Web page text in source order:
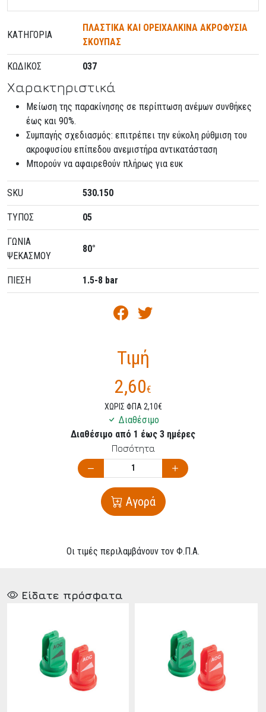
ΚΑΤΗΓΟΡΊΑ
ΠΛΑΣΤΙΚΑ ΚΑΙ ΟΡΕΙΧΑΛΚΙΝΑ ΑΚΡΟΦΥΣΙΑ
ΣΚΟΥΠΑΣ
ΚΩΔΙΚΌΣ 037
Χαρακτηριστικά
Μείωση της παρακίνησης σε περίπτωση ανέμων συνθήκες
έως και 90%.
Συμπαγής σχεδιασμός: επιτρέπει την εύκολη ρύθμιση του
ακροφυσίου επίπεδου ανεμιστήρα αντικατάσταση
Μπορούν να αφαιρεθούν πλήρως για ευκ
SKU 530.150
ΤΥΠΟΣ 05
ΓΩΝΙΑ
ΨΕΚΑΣΜΟΥ
80°
ΠΙΕΣΗ 1.5-8 bar
Τιμή
2,60€
ΧΩΡΙΣ ΦΠΑ 2,10€
Διαθέσιμο
Διαθέσιμο από 1 έως 3 ημέρες
Ποσότητα
Αγορά
Οι τιμές περιλαμβάνουν τον Φ.Π.Α.
Είδατε πρόσφατα